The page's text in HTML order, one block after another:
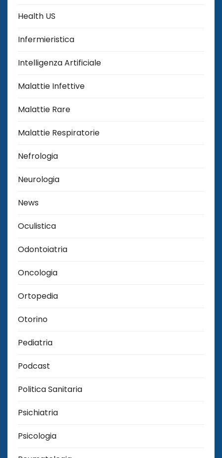
Health US
Infermieristica
Intelligenza Artificiale
Malattie Infettive
Malattie Rare
Malattie Respiratorie
Nefrologia
Neurologia
News
Oculistica
Odontoiatria
Oncologia
Ortopedia
Otorino
Pediatria
Podcast
Politica Sanitaria
Psichiatria
Psicologia